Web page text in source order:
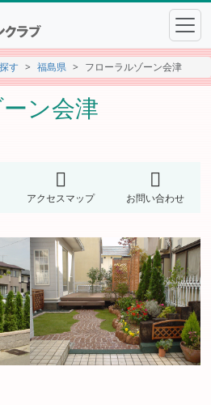
す 福島県 フローラルゾーン会津
ン会津
アクセスマップ お問い合わせ